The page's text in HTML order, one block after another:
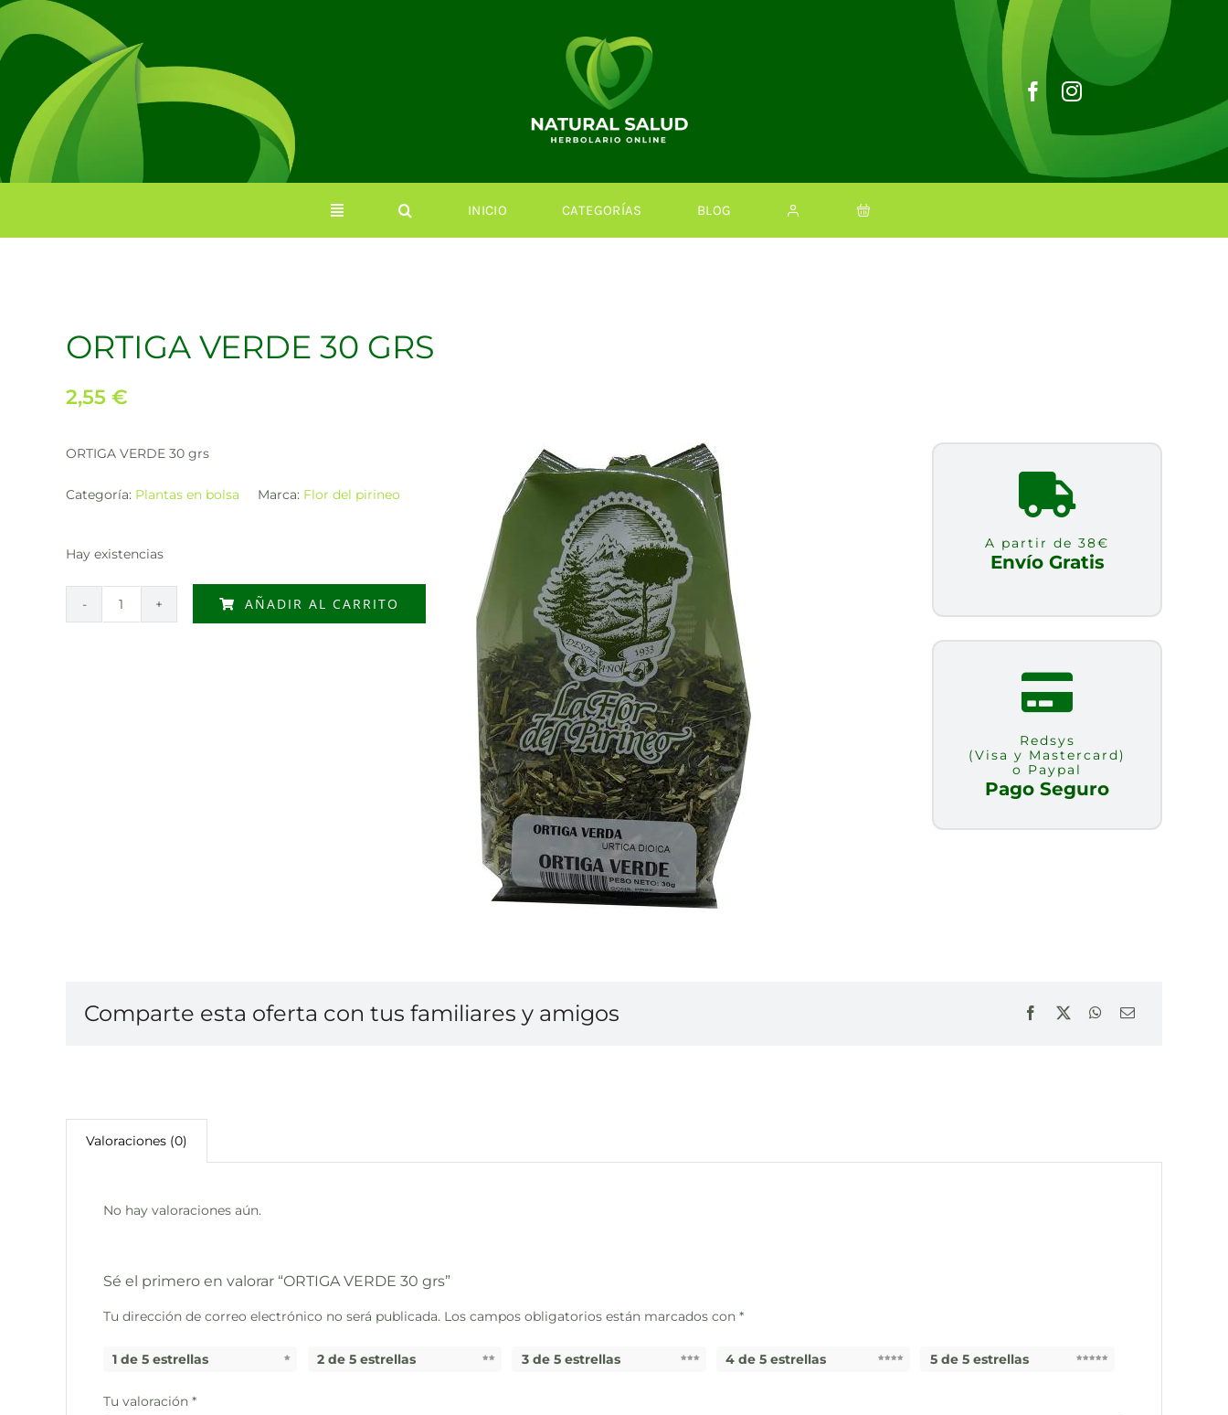
Saltar
contenido
INICIO CATEGORÍAS BLOG
ORTIGA VERDE 30 GRS
2,55 €
ORTIGA VERDE 30 grs
Categoría: Plantas en bolsa Marca: Flor del pirineo
Hay existencias
ORTIGA
AÑADIR AL CARRITO
A partir de 38€
Envío Gratis
Redsys
(Visa y Mastercard)
o Paypal
Pago Seguro
Comparte esta oferta con tus familiares y amigos
Valoraciones (0)
No hay valoraciones aún.
Sé el primero en valorar “ORTIGA VERDE 30 grs”
Tu dirección de correo electrónico no será publicada. Los campos obligatorios están marcados con *
1 de 5 estrellas 2 de 5 estrellas 3 de 5 estrellas 4 de 5 estrellas 5 de 5 estrellas
Tu valoración *